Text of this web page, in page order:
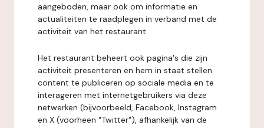
aangeboden, maar ook om informatie en
actualiteiten te raadplegen in verband met de
activiteit van het restaurant.
Het restaurant beheert ook pagina's die zijn
activiteit presenteren en hem in staat stellen
content te publiceren op sociale media en te
interageren met internetgebruikers via deze
netwerken (bijvoorbeeld, Facebook, Instagram
en X (voorheen "Twitter"), afhankelijk van de